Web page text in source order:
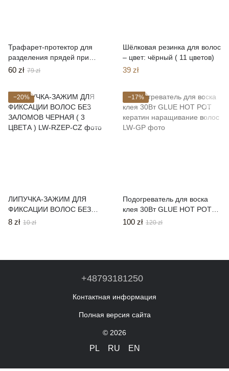
Трафарет-протектор для
разделения прядей при
наращивании волос 50шт
60 zł 79 zł
Шёлковая резинка для волос
– цвет: чёрный ( 11 цветов)
39 zł
−20%
ЛИПУЧКА-ЗАЖИМ ДЛЯ
ФИКСАЦИИ ВОЛОС БЕЗ
ЗАЛОМОВ ЧЕРНАЯ ( 3
8 zł 10 zł
−17%
Подогреватель для воска
клея 30Вт GLUE HOT POT
кератин наращивание волос
100 zł 120 zł
+48793181250
Контактная информация
Полная версия сайта
© 2026
PL RU EN